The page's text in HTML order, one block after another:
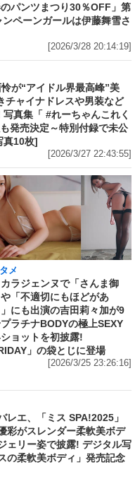
パンツまつり30％OFF」第
ペーンガールは伊藤舞雪さ
[2026/3/28 20:14:19]
が“アイドル界最高峰”美
チャイナドレスや男装など
真集「 #れーちゃんこれく
発売決定～特別付録で未公
真10枚]
[2026/3/27 22:43:55]
メ
ラジェンヌで「さんま御
「不適切にもほどがあ
にも出演の吉田莉々加が9
ラチナBODYの極上SEXY
ョットを初披露!
」の袋とじに登場
[2026/3/25 23:26:16]
レエ、「ミス SPA!2025」
彩がスレンダー柔軟美ボデ
ェリー姿で披露! デジタル写
の柔軟美ボディ」発売記念